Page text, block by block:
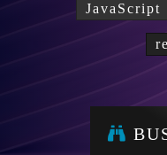
JavaScript